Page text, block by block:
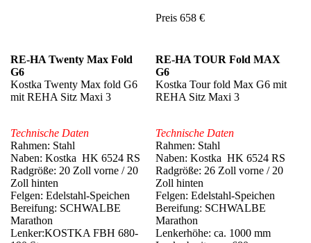
Preis 658 €
RE-HA Twenty Max Fold
G6
Kostka Twenty Max fold G6
mit REHA Sitz Maxi 3
Technische Daten
Rahmen: Stahl
Naben: Kostka HK 6524 RS
Radgröße: 20 Zoll vorne / 20
Zoll hinten
Felgen: Edelstahl-Speichen
Bereifung: SCHWALBE
Marathon
Lenker:KOSTKA FBH 680-
RE-HA TOUR Fold MAX
G6
Kostka Tour fold Max G6 mit
REHA Sitz Maxi 3
Technische Daten
Rahmen: Stahl
Naben: Kostka HK 6524 RS
Radgröße: 26 Zoll vorne / 20
Zoll hinten
Felgen: Edelstahl-Speichen
Bereifung: SCHWALBE
Marathon
Lenkerhöhe: ca. 1000 mm